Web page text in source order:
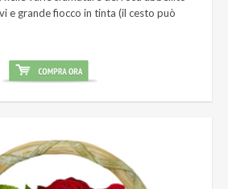
e grande fiocco in tinta (il cesto può